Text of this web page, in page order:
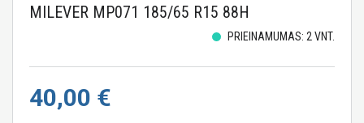
MILEVER MP071 185/65 R15 88H
PRIEINAMUMAS: 2 VNT.
40,00 €